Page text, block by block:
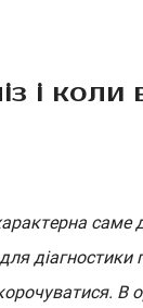
і коли
саме
діагностики
В